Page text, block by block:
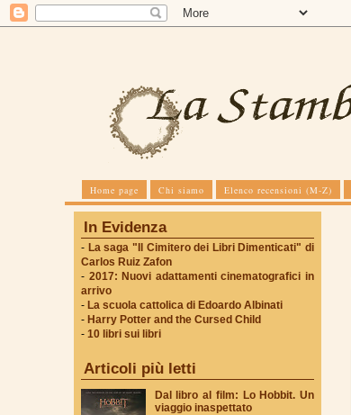
Home page Chi siamo Elenco recensioni (M-Z)
In Evidenza
- La saga "Il Cimitero dei Libri Dimenticati" di
Carlos Ruiz Zafon
- 2017: Nuovi adattamenti cinematografici in
arrivo
- La scuola cattolica di Edoardo Albinati
- Harry Potter and the Cursed Child
- 10 libri sui libri
Articoli più letti
Dal libro al film: Lo Hobbit. Un
viaggio inaspettato